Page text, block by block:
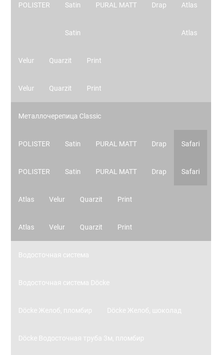
POLISTER Satin
Satin
PURAL MATT Drap Atlas
Atlas
Velur
Velur
Quarzit
Quarzit
Print
Print
Металлочерепица Classic
POLISTER
POLISTER
Satin
Satin
PURAL MATT
PURAL MATT
Drap
Drap
Safari
Safari
Atlas
Atlas
Velur
Velur
Quarzit
Quarzit
Print
Print
Водосточная система
Водосточная система Döcke
Döcke Желоб, пломбир Döcke Желоб, шоколад
Döcke Водосточная труба 3м, пломбир